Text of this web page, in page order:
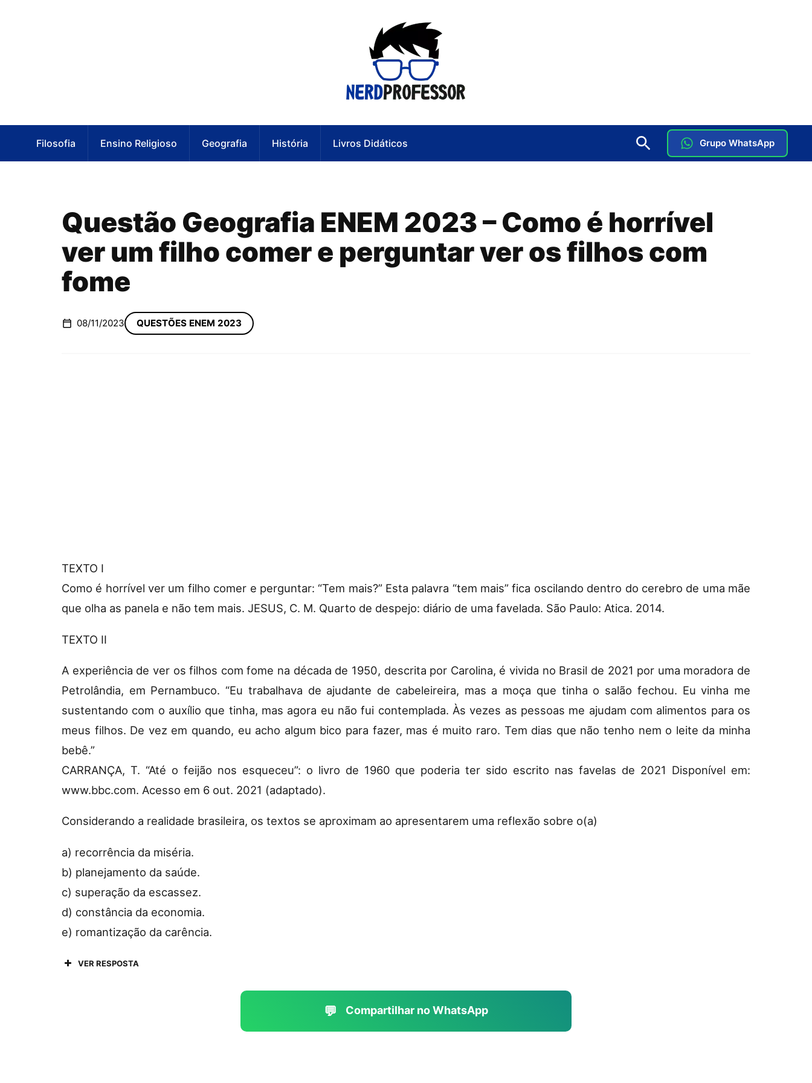
Filosofia Ensino Religioso Geografia História Livros Didáticos Grupo WhatsApp
Questão Geografia ENEM 2023 – Como é horrível
ver um filho comer e perguntar ver os filhos com
fome
08/11/2023 QUESTÕES ENEM 2023
TEXTO I
Como é horrível ver um filho comer e perguntar: “Tem mais?” Esta palavra “tem mais” fica oscilando dentro do cerebro de uma mãe
que olha as panela e não tem mais. JESUS, C. M. Quarto de despejo: diário de uma favelada. São Paulo: Atica. 2014.
TEXTO II
A experiência de ver os filhos com fome na década de 1950, descrita por Carolina, é vivida no Brasil de 2021 por uma moradora de
Petrolândia, em Pernambuco. “Eu trabalhava de ajudante de cabeleireira, mas a moça que tinha o salão fechou. Eu vinha me
sustentando com o auxílio que tinha, mas agora eu não fui contemplada. Às vezes as pessoas me ajudam com alimentos para os
meus filhos. De vez em quando, eu acho algum bico para fazer, mas é muito raro. Tem dias que não tenho nem o leite da minha
bebê.”
CARRANÇA, T. “Até o feijão nos esqueceu”: o livro de 1960 que poderia ter sido escrito nas favelas de 2021 Disponível em:
www.bbc.com. Acesso em 6 out. 2021 (adaptado).
Considerando a realidade brasileira, os textos se aproximam ao apresentarem uma reflexão sobre o(a)
a) recorrência da miséria.
b) planejamento da saúde.
c) superação da escassez.
d) constância da economia.
e) romantização da carência.
VER RESPOSTA
💬 Compartilhar no WhatsApp